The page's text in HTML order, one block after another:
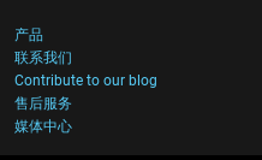
产品
联系我们
Contribute to our blog
售后服务
媒体中心